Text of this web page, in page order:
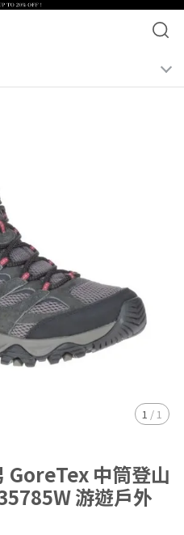
1 /1
中筒登山
游遊戶外